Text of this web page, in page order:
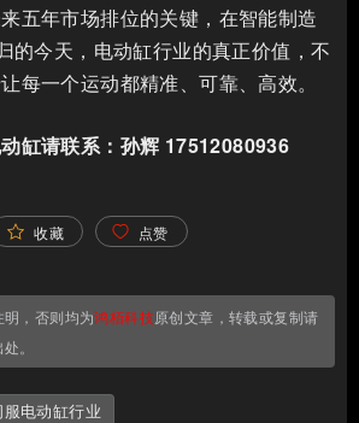
五年市场排位的关键，在智能制造
的今天，电动缸行业的真正价值，不
每一个运动都精准、可靠、高效。
缸请联系：孙辉 17512080936
收藏 点赞
，否则均为鸿栢科技原创文章，转载或复制请
。
服电动缸行业